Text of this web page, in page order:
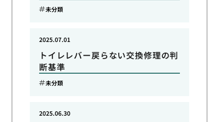
未分類
トイレレバー戻らない交換修理の判
断基準
2025.07.01
未分類
2025.06.30